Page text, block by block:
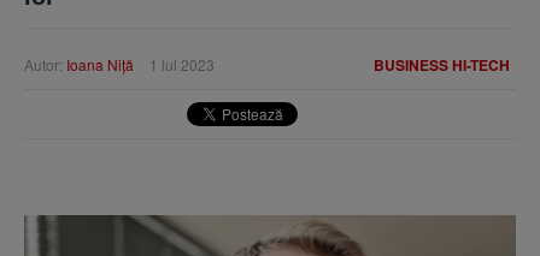
BUSINESS HI-TECH
Autor: Ioana Niţă 1 iul 2023